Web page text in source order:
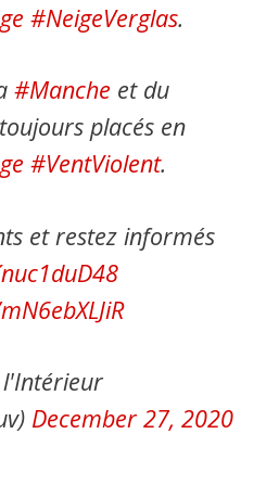
#NeigeVerglas.
#Manche et du
placés en
#VentViolent.
et restez informés
December 27, 2020